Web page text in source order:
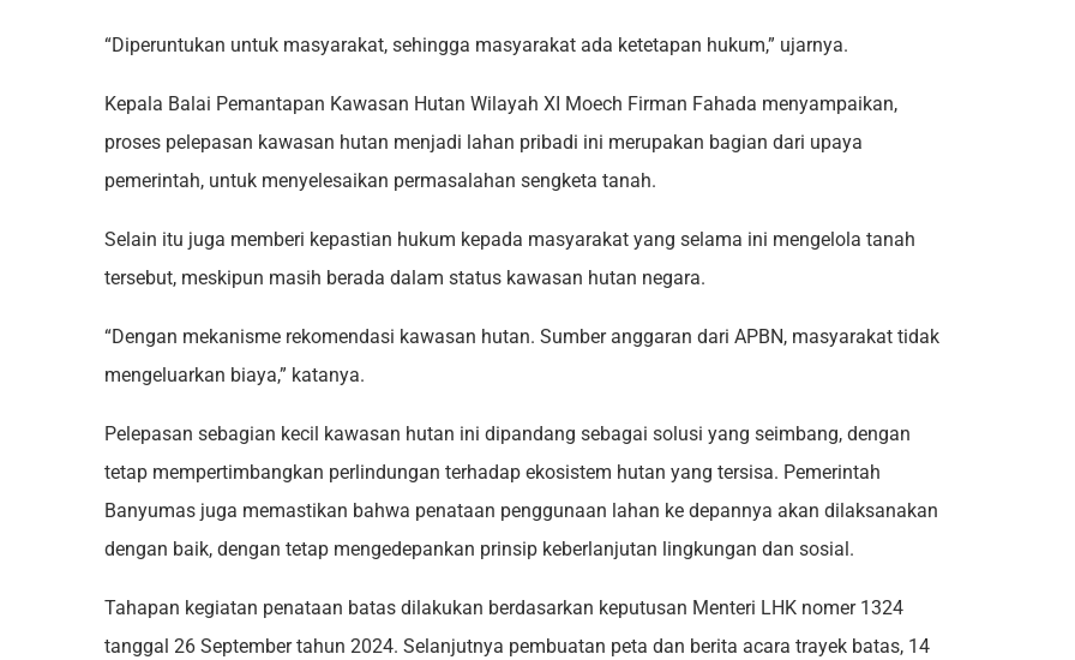
“Diperuntukan untuk masyarakat, sehingga masyarakat ada ketetapan hukum,” ujarnya.
Kepala Balai Pemantapan Kawasan Hutan Wilayah XI Moech Firman Fahada menyampaikan,
proses pelepasan kawasan hutan menjadi lahan pribadi ini merupakan bagian dari upaya
pemerintah, untuk menyelesaikan permasalahan sengketa tanah.
Selain itu juga memberi kepastian hukum kepada masyarakat yang selama ini mengelola tanah
tersebut, meskipun masih berada dalam status kawasan hutan negara.
“Dengan mekanisme rekomendasi kawasan hutan. Sumber anggaran dari APBN, masyarakat tidak
mengeluarkan biaya,” katanya.
Pelepasan sebagian kecil kawasan hutan ini dipandang sebagai solusi yang seimbang, dengan
tetap mempertimbangkan perlindungan terhadap ekosistem hutan yang tersisa. Pemerintah
Banyumas juga memastikan bahwa penataan penggunaan lahan ke depannya akan dilaksanakan
dengan baik, dengan tetap mengedepankan prinsip keberlanjutan lingkungan dan sosial.
Tahapan kegiatan penataan batas dilakukan berdasarkan keputusan Menteri LHK nomer 1324
tanggal 26 September tahun 2024. Selanjutnya pembuatan peta dan berita acara trayek batas, 14